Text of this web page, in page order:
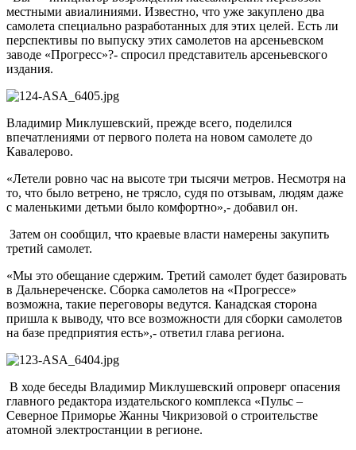
местными авиалиниями. Известно, что уже закуплено два
самолета специально разработанных для этих целей. Есть ли
перспективы по выпуску этих самолетов на арсеньевском
заводе «Прогресс»?- спросил представитель арсеньевского
издания.
Владимир Миклушевский, прежде всего, поделился
впечатлениями от первого полета на новом самолете до
Кавалерово.
«Летели ровно час на высоте три тысячи метров. Несмотря на
то, что было ветрено, не трясло, судя по отзывам, людям даже
с маленькими детьми было комфортно»,- добавил он.
Затем он сообщил, что краевые власти намерены закупить
третий самолет.
«Мы это обещание сдержим. Третий самолет будет базировать
в Дальнереченске. Сборка самолетов на «Прогрессе»
возможна, такие переговоры ведутся. Канадская сторона
пришла к выводу, что все возможности для сборки самолетов
на базе предприятия есть»,- ответил глава региона.
В ходе беседы Владимир Миклушевский опроверг опасения
главного редактора издательского комплекса «Пульс –
Северное Приморье Жанны Чикризовой о строительстве
атомной электростанции в регионе.